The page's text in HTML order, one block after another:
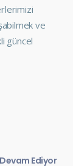
ve
güncel
Ediyor